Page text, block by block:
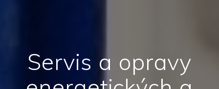
Servis a opravy